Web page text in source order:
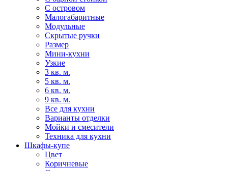
С островом
Малогабаритные
Модульные
Скрытые ручки
Размер
Мини-кухни
Узкие
3 кв. м.
5 кв. м.
6 кв. м.
9 кв. м.
Все для кухни
Варианты отделки
Мойки и смесители
Техника для кухни
Шкафы-купе
Цвет
Коричневые